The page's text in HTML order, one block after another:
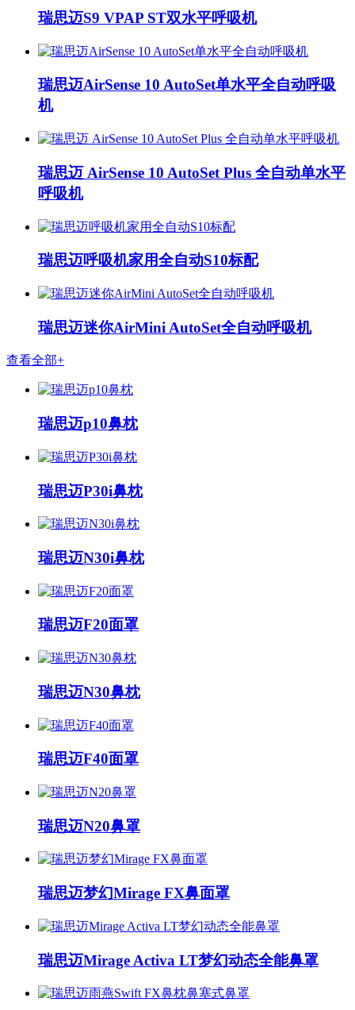
瑞思迈S9 VPAP ST双水平呼吸机
瑞思迈AirSense 10 AutoSet单水平全自动呼吸
机
瑞思迈 AirSense 10 AutoSet Plus 全自动单水平
呼吸机
瑞思迈呼吸机家用全自动S10标配
瑞思迈迷你AirMini AutoSet全自动呼吸机
查看全部+
瑞思迈p10鼻枕
瑞思迈P30i鼻枕
瑞思迈N30i鼻枕
瑞思迈F20面罩
瑞思迈N30鼻枕
瑞思迈F40面罩
瑞思迈N20鼻罩
瑞思迈梦幻Mirage FX鼻面罩
瑞思迈Mirage Activa LT梦幻动态全能鼻罩